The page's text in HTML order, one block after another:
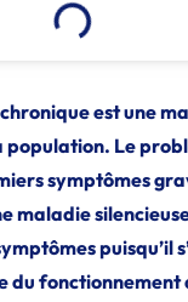
est une
Le
symptômes
maladie
puisqu’il
du fonctionnement